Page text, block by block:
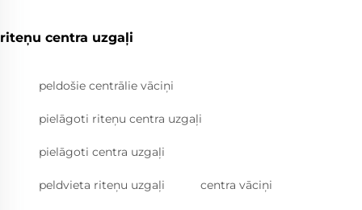
riteņu centra uzgaļi
peldošie centrālie vāciņi
pielāgoti riteņu centra uzgaļi
pielāgoti centra uzgaļi
peldvieta riteņu uzgaļi centra vāciņi